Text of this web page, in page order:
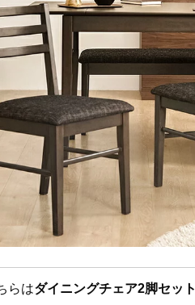
らはダイニングチェア2脚セット